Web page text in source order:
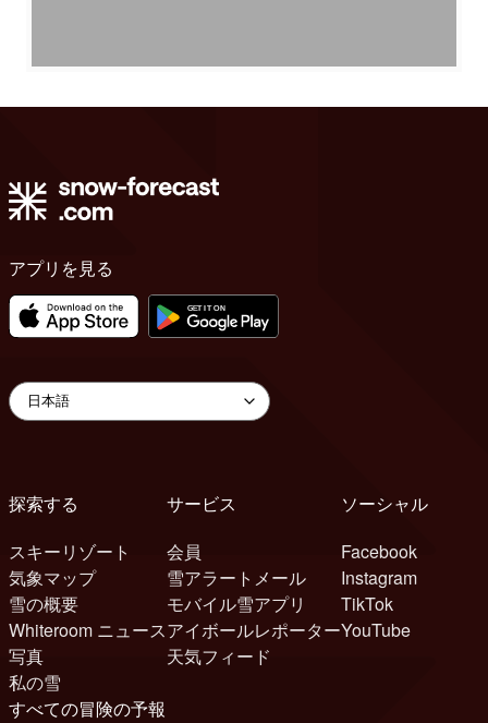
アプリを見る
探索する
スキーリゾート
気象マップ
雪の概要
Whiteroom ニュース
写真
私の雪
サービス
会員
雪アラートメール
モバイル雪アプリ
アイボールレポーター
天気フィード
ソーシャル
Facebook
Instagram
TikTok
YouTube
すべての冒険の予報